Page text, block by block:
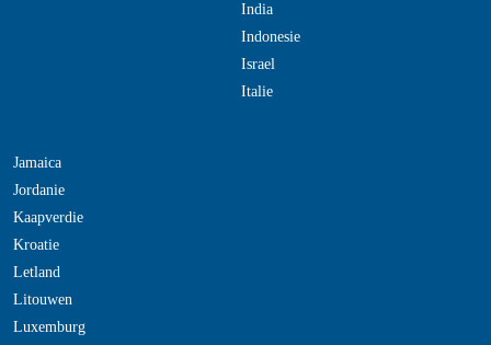
India
Indonesie
Israel
Italie
Jamaica
Jordanie
Kaapverdie
Kroatie
Letland
Litouwen
Luxemburg